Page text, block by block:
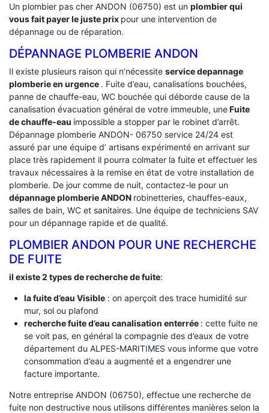
Un plombier pas cher ANDON (06750) est un plombier qui
vous fait payer le juste prix pour une intervention de
dépannage ou de réparation.
DÉPANNAGE PLOMBERIE ANDON
Il existe plusieurs raison qui n’nécessite service depannage
plomberie en urgence . Fuite d’eau, canalisations bouchées,
panne de chauffe-eau, WC bouchée qui déborde cause de la
canalisation évacuation général de votre immeuble, uneFuite
de chauffe-eau impossible a stopper par le robinet d’arrêt.
Dépannage plomberie ANDON- 06750 service 24/24 est
assuré par une équipe d’ artisans expérimenté en arrivant sur
place très rapidement il pourra colmater la fuite et effectuer les
travaux nécessaires à la remise en état de votre installation de
plomberie. De jour comme de nuit, contactez-le pour un
dépannage plomberie ANDON robinetteries, chauffes-eaux,
salles de bain, WC et sanitaires. Une équipe de techniciens SAV
pour un dépannage rapide et de qualité.
PLOMBIER ANDON POUR UNE RECHERCHE
DE FUITE
il existe 2 types de recherche de fuite:
la fuite d’eau Visible: on aperçoit des trace humidité sur
mur, sol ou plafond
recherche fuite d’eau canalisation enterrée : cette fuite ne
se voit pas, en général la compagnie des d’eaux de votre
département du ALPES-MARITIMES vous informe que votre
consommation d’eau a augmenté et a engendrer une
facture importante.
Notre entreprise ANDON (06750), effectue une recherche de
fuite non destructive nous utilisons différentes manières selon la